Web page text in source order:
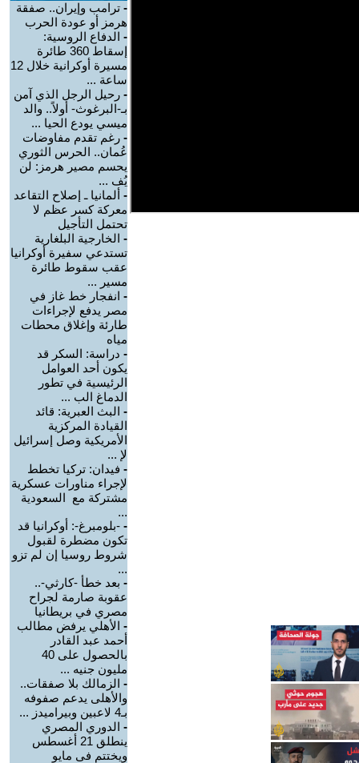
- ترامب وإيران.. صفقة
هرمز أو عودة الحرب
- الدفاع الروسية:
إسقاط 360 طائرة
مسيرة أوكرانية خلال 12
ساعة ...
- رحيل الرجل الذي آمن
بـ-البرغوث- أولاً.. والد
ميسي يودع الحيا ...
- رغم تقدم مفاوضات
عُمان.. الحرس الثوري
يحسم مصير هرمز: لن
يُف ...
- ألمانيا ـ إصلاح التقاعد
معركة كسر عظم لا
تحتمل التأجيل
- الخارجية البلغارية
تستدعي سفيرة أوكرانيا
عقب سقوط طائرة
مسير ...
- انفجار خط غاز في
مصر يدفع لإجراءات
طارئة وإغلاق محطات
مياه
- دراسة: السكر قد
يكون أحد العوامل
الرئيسية في تطور
الدماغ الب ...
- البث العبرية: قائد
القيادة المركزية
الأمريكية وصل إسرائيل
لإ ...
- فيدان: تركيا تخطط
لإجراء مناورات عسكرية
مشتركة مع السعودية
...
- -بلومبرغ-: أوكرانيا قد
تكون مضطرة لقبول
شروط روسيا إن لم تزو
...
- بعد خطأ -كارثي-..
عقوبة صارمة لجراح
مصري في بريطانيا
- الأهلي يرفض مطالب
أحمد عبد القادر
بالحصول على 40
مليون جنيه ...
- الزمالك بلا صفقات..
والأهلى يدعم صفوفه
بـ4 لاعبين وبيراميدز ...
- الدوري المصري
ينطلق 21 أغسطس
ويختتم فى مايو